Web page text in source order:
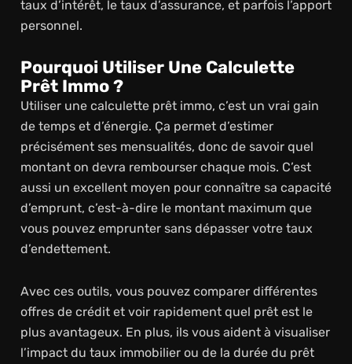
taux d’intérêt, le taux d’assurance, et parfois l’apport
personnel.
Pourquoi Utiliser Une Calculette
Prêt Immo ?
Utiliser une calculette prêt immo, c’est un vrai gain
de temps et d’énergie. Ça permet d’estimer
précisément ses mensualités, donc de savoir quel
montant on devra rembourser chaque mois. C’est
aussi un excellent moyen pour connaître sa capacité
d’emprunt, c’est-à-dire le montant maximum que
vous pouvez emprunter sans dépasser votre taux
d’endettement.
Avec ces outils, vous pouvez comparer différentes
offres de crédit et voir rapidement quel prêt est le
plus avantageux. En plus, ils vous aident à visualiser
l’impact du taux immobilier ou de la durée du prêt